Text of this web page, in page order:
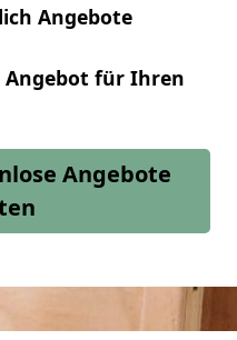
Angebote
Angebot für Ihren
Angebote